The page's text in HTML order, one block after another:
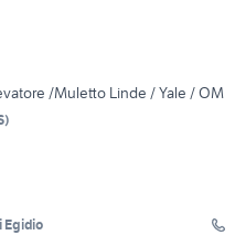
/Muletto Linde / Yale / OM
)
Egidio